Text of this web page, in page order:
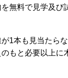
無料で見学及び
1本も見当たら
もと必要以上に